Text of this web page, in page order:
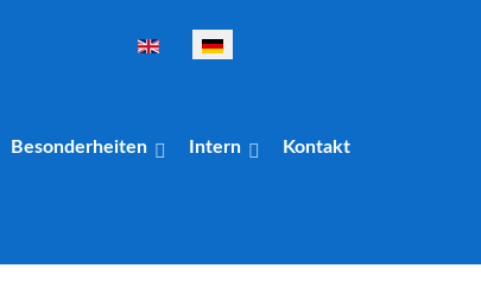
Sprache auswählen
Besonderheiten Intern Kontakt